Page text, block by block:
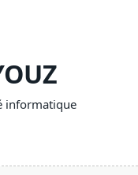
informatique